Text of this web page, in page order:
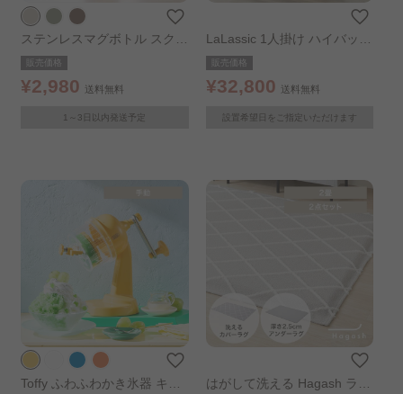
ステンレスマグボトル スクリ
ュータイプ ペールホワイト
販売価格
¥2,980 送料無料
1～3日以内発送予定
LaLassic 1人掛け ハイバック
ソファ ワイド グレー 組み立
て設置あり
販売価格
¥32,800 送料無料
設置希望日をご指定いただけます
Toffy ふわふわかき氷器 キャ
はがして洗える Hagash ラグ